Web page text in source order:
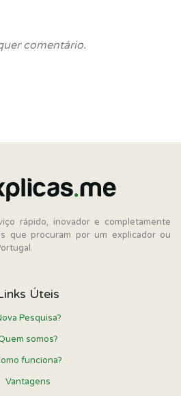
comentário.
rápido, inovador e completamente
que procuram por um explicador ou
Úteis
Pesquisa?
somos?
funciona?
Vantagens